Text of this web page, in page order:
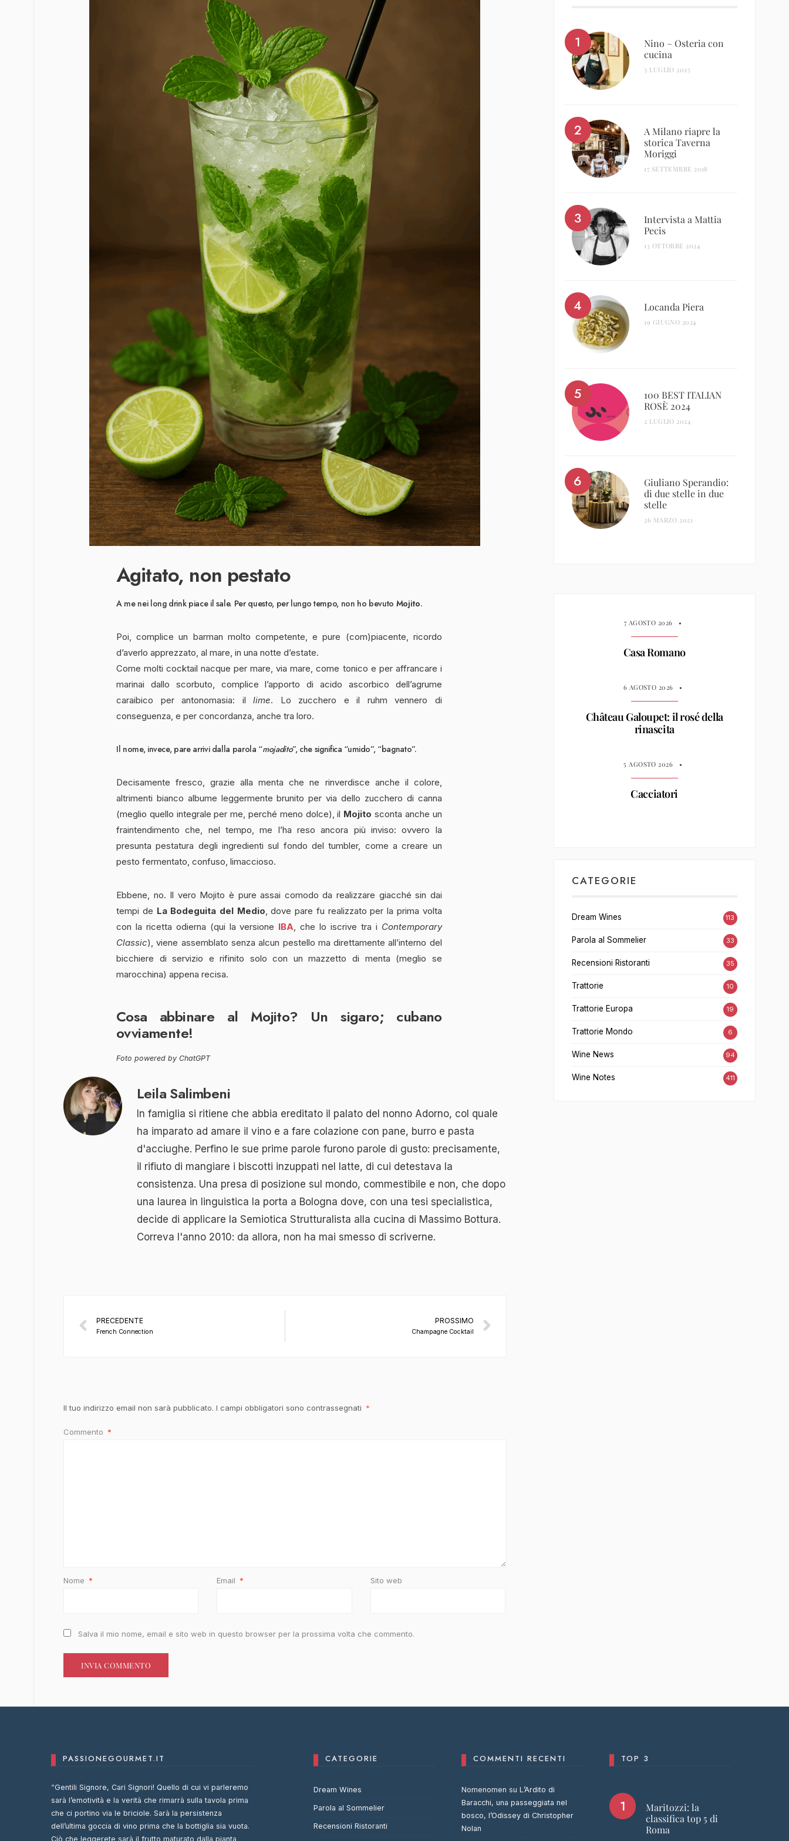
Agitato, non pestato
A me nei long drink piace il sale. Per questo, per lungo tempo, non ho bevuto Mojito.
Poi, complice un barman molto competente, e pure (com)piacente, ricordo
d’averlo apprezzato, al mare, in una notte d’estate.
Come molti cocktail nacque per mare, via mare, come tonico e per affrancare i
marinai dallo scorbuto, complice l’apporto di acido ascorbico dell’agrume
caraibico per antonomasia: illime. Lo zucchero e il ruhm vennero di
conseguenza, e per concordanza, anche tra loro.
Il nome, invece, pare arrivi dalla parola “mojadito”, che significa “umido”, “bagnato”.
Decisamente fresco, grazie alla menta che ne rinverdisce anche il colore,
altrimenti bianco albume leggermente brunito per via dello zucchero di canna
(meglio quello integrale per me, perché meno dolce), il Mojito sconta anche un
fraintendimento che, nel tempo, me l’ha reso ancora più inviso: ovvero la
presunta pestatura degli ingredienti sul fondo del tumbler, come a creare un
pesto fermentato, confuso, limaccioso.
Ebbene, no. Il vero Mojito è pure assai comodo da realizzare giacché sin dai
tempi de La Bodeguita del Medio, dove pare fu realizzato per la prima volta
con la ricetta odierna (qui la versione IBA, che lo iscrive tra i Contemporary
Classic), viene assemblato senza alcun pestello ma direttamente all’interno del
bicchiere di servizio e rifinito solo con un mazzetto di menta (meglio se
marocchina) appena recisa.
Cosa abbinare al Mojito? Un sigaro; cubano
ovviamente!
Foto powered by ChatGPT
Leila Salimbeni
In famiglia si ritiene che abbia ereditato il palato del nonno Adorno, col quale
ha imparato ad amare il vino e a fare colazione con pane, burro e pasta
d'acciughe. Perfino le sue prime parole furono parole di gusto: precisamente,
il rifiuto di mangiare i biscotti inzuppati nel latte, di cui detestava la
consistenza. Una presa di posizione sul mondo, commestibile e non, che dopo
una laurea in linguistica la porta a Bologna dove, con una tesi specialistica,
decide di applicare la Semiotica Strutturalista alla cucina di Massimo Bottura.
Correva l'anno 2010: da allora, non ha mai smesso di scriverne.
PRECEDENTE
French Connection
PROSSIMO
Champagne Cocktail
Il tuo indirizzo email non sarà pubblicato. I campi obbligatori sono contrassegnati *
Commento *
Nome * Email * Sito web
Salva il mio nome, email e sito web in questo browser per la prossima volta che commento.
Nino – Osteria con
cucina
3 LUGLIO 2025
A Milano riapre la
storica Taverna
Moriggi
17 SETTEMBRE 2018
Intervista a Mattia
Pecis
13 OTTOBRE 2024
Locanda Piera
19 GIUGNO 2024
100 BEST ITALIAN
ROSÈ 2024
2 LUGLIO 2024
Giuliano Sperandio:
di due stelle in due
stelle
26 MARZO 2021
7 AGOSTO 2026 •
Casa Romano
6 AGOSTO 2026 •
Château Galoupet: il rosé della
rinascita
5 AGOSTO 2026 •
Cacciatori
CATEGORIE
Dream Wines 113
Parola al Sommelier 33
Recensioni Ristoranti 35
Trattorie 10
Trattorie Europa 19
Trattorie Mondo 6
Wine News 94
Wine Notes 411
PASSIONEGOURMET.IT
“Gentili Signore, Cari Signori! Quello di cui vi parleremo
sarà l’emotività e la verità che rimarrà sulla tavola prima
che ci portino via le briciole. Sarà la persistenza
dell’ultima goccia di vino prima che la bottiglia sia vuota.
Ciò che leggerete sarà il frutto maturato dalla pianta
CATEGORIE
Dream Wines
Parola al Sommelier
Recensioni Ristoranti
COMMENTI RECENTI
Nomenomen su L’Ardito di
Baracchi, una passeggiata nel
bosco, l’Odissey di Christopher
Nolan
TOP 3
Maritozzi: la
classifica top 5 di
Roma